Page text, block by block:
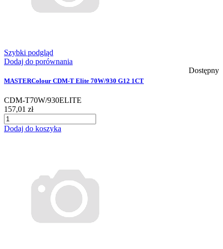
Szybki podgląd
Dodaj do porównania
Dostępny
MASTERColour CDM-T Elite 70W/930 G12 1CT
CDM-T70W/930ELITE
157,01 zł
Dodaj do koszyka